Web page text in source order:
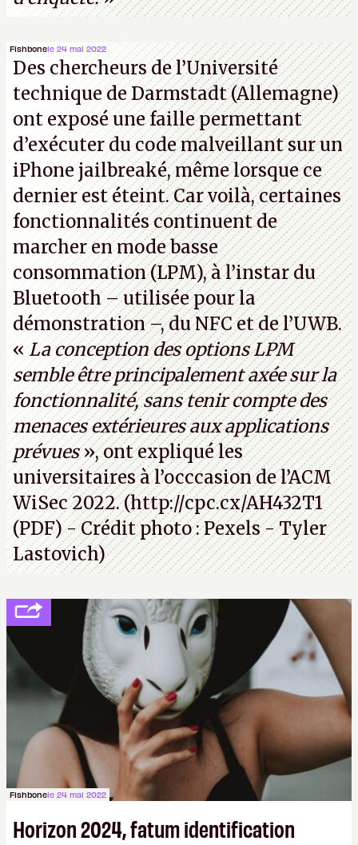
Fishbonele 24 mai 2022
Des chercheurs de l’Université
technique de Darmstadt (Allemagne)
ont exposé une faille permettant
d’exécuter du code malveillant sur un
iPhone jailbreaké, même lorsque ce
dernier est éteint. Car voilà, certaines
fonctionnalités continuent de
marcher en mode basse
consommation (LPM), à l’instar du
Bluetooth – utilisée pour la
démonstration –, du NFC et de l’UWB.
« La conception des options LPM
semble être principalement axée sur la
fonctionnalité, sans tenir compte des
menaces extérieures aux applications
prévues», ont expliqué les
universitaires à l’occcasion de l’ACM
WiSec 2022. (http://cpc.cx/AH432T1
(PDF) - Crédit photo : Pexels - Tyler
Lastovich)
Fishbonele 24 mai 2022
Horizon 2024, fatum identification